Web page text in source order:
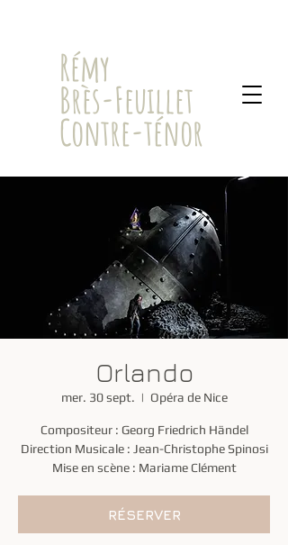
​Rémy
Brès-Feuillet
Contre-ténor
Orlando
mer. 30 sept.
  |
Opéra de Nice
Compositeur : Georg Friedrich Händel
Direction Musicale : Jean-Christophe Spinosi
Mise en scène : Mariame Clément
RÉSERVER